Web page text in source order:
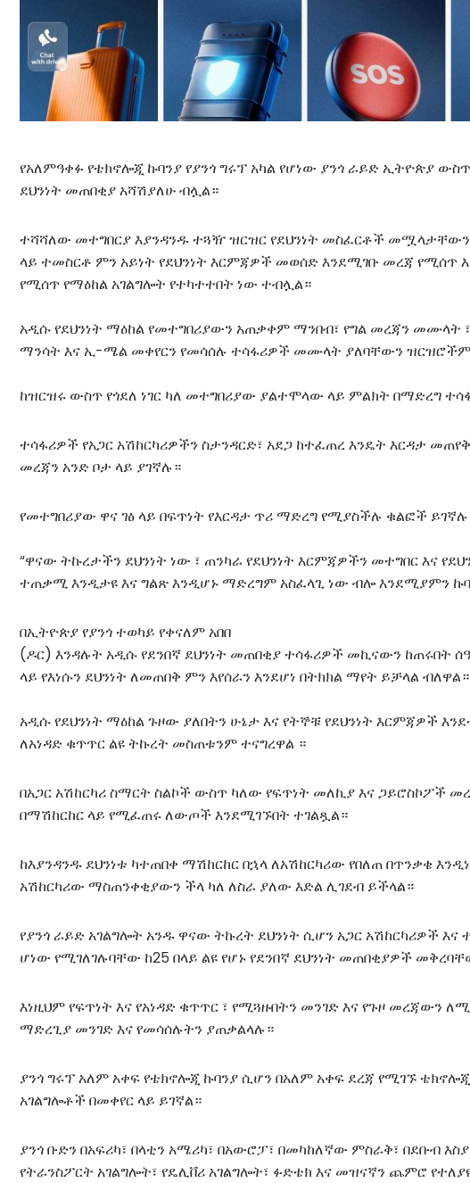
የአለምዓቀፉ የቴክኖሎጂ ኩባንያ የያንጎ ግሩፕ አካል የሆነው ያንጎ ራይድ ኢትዮጵያ
ደህንነት መጠበቂያ አሻሽያለሁ ብሏል።
ተሻሻለው መተግበርያ እያንዳንዱ ተጓዥ ዝርዝር የደህንነት መስፈርቶች
ላይ ተመስርቶ ምን አይነት የደህንነት እርምጃዎች መወሰድ እንደሚገቡ መረጃ የሚሰጥ
የሚሰጥ የማዕከል አገልግሎት የተካተተበት ነው ተብሏል።
አዲሱ የደህንነት ማዕከል የመተግበሪያውን አጠቃቀም ማንበብ፣ የግል መረጃን
ማንሳት እና ኢ-ሜል መቀየርን የመሳሰሉ ተሳፋሪዎች መሙላት ያለባቸውን ዝርዝሮችም
ከዝርዝሩ ውስጥ የጎደለ ነገር ካለ መተግበሪያው ያልተሞላው ላይ ምልክት በማድረግ
ተሳፋሪዎች የአጋር አሽከርካሪዎችን ስታንዳርድ፣ አደጋ ከተፈጠረ እንዴት እርዳታ
መረጃን አንድ ቦታ ላይ ያገኛሉ።
የመተግበሪያው ዋና ገፅ ላይ በፍጥነት የእርዳታ ጥሪ ማድረግ የሚያስችሉ ቁልፎች
“ዋናው ትኩረታችን ደህንነት ነው ፣ ጠንካራ የደህንነት እርምጃዎችን መተግበር እና
ተጠቃሚ እንዲታዩ እና ግልጽ እንዲሆኑ ማድረግም አስፈላጊ ነው ብሎ እንደሚያምን
በኢትዮጵያ የያንጎ ተወካይ የቀናለም አበበ
(ዶር) እንዳሉት አዲሱ የደንበኛ ደህንነት መጠበቂያ ተሳፋሪዎች መኪናውን ከጠሩበት
ላይ የእነሱን ደህንነት ለመጠበቅ ምን እየሰራን እንደሆነ በትክክል ማየት ይቻላል ብለዋል።
አዲሱ የደህንነት ማዕከል ጉዞው ያለበትን ሁኔታ እና የትኞቹ የደህንነት እርምጃዎች
ለአነዳድ ቁጥጥር ልዩ ትኩረት መስጠቱንም ተናግረዋል ።
በአጋር አሽከርካሪ ስማርት ስልኮች ውስጥ ካለው የፍጥነት መለኪያ እና ጋይሮስኮፖች
በማሽከርከር ላይ የሚፈጠሩ ለውጦች እንደሚገኙበት ተገልጿል።
ከእያንዳንዱ ደህንነቱ ካተጠበቀ ማሽከርከር በኋላ ለአሽከርካሪው የበለጠ በጥንቃቄ
አሽከርካሪው ማስጠንቀቂያውን ችላ ካለ ለስራ ያለው እድል ሊገደብ ይችላል።
የያንጎ ራይድ አገልግሎት አንዱ ዋናው ትኩረት ደህንነት ሲሆን አጋር አሽከርካሪዎች
ሆነው የሚገለገሉባቸው ከ25 በላይ ልዩ የሆኑ የደንበኛ ደህንነት መጠበቂያዎች
እነዚህም የፍጥነት እና የአነዳድ ቁጥጥር ፣ የሚጓዙበትን መንገድ እና የጉዞ መረጃውን
ማድረጊያ መንገድ እና የመሳሰሉትን ያጠቃልላሉ።
ያንጎ ግሩፕ አለም አቀፍ የቴክኖሎጂ ኩባንያ ሲሆን በአለም አቀፍ ደረጃ የሚገኙ
አገልግሎቶች በመቀየር ላይ ይገኛል።
ያንጎ ቡድን በአፍሪካ፣ በላቲን አሜሪካ፣ በአውሮፓ፣ በመካከለኛው ምስራቅ፣ በደቡብ
የትራንስፖርት አገልግሎት፣ የዴሊቨሪ አገልግሎት፣ ፉድቴክ እና መዝናኛን ጨምሮ